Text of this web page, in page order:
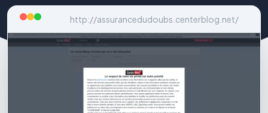
http://assurancedudoubs.centerblog.net/